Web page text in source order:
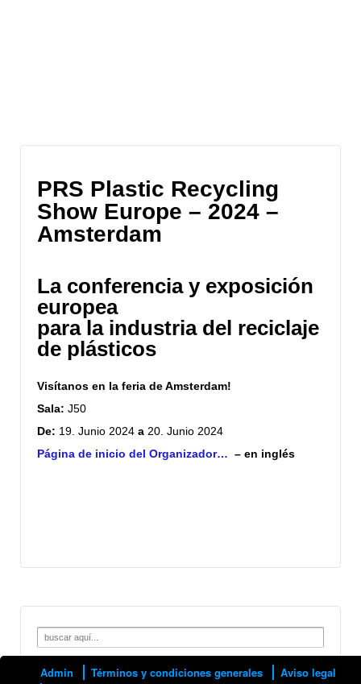
PRS Plastic Recycling
Show Europe – 2024 –
Amsterdam
La conferencia y exposición
europea
para la industria del reciclaje
de plásticos
Visítanos en la feria de Amsterdam!
Sala: J50
De: 19. Junio 2024 a 20. Junio 2024
Página de inicio del Organizador… – en inglés
Search
for:
Admin Términos y condiciones generales
Aviso legal